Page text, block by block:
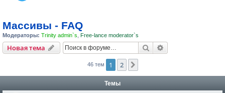
Массивы - FAQ
Модераторы: Trinity admin`s Free-lance moderator`s
Новая тема Поиск
46 тем 1 2
Темы